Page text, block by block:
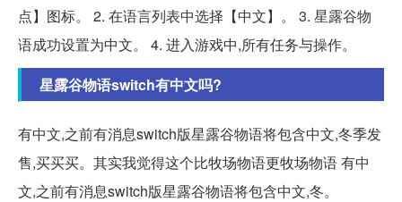
点】图标。 2. 在语言列表中选择【中文】。 3. 星露谷物
语成功设置为中文。 4. 进入游戏中,所有任务与操作。
星露谷物语switch有中文吗?
有中文,之前有消息switch版星露谷物语将包含中文,冬季发
售,买买买。其实我觉得这个比牧场物语更牧场物语 有中
文,之前有消息switch版星露谷物语将包含中文,冬。